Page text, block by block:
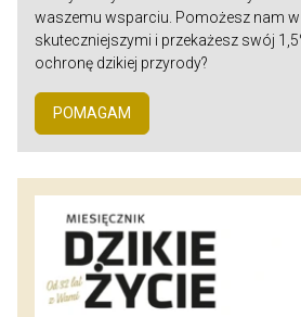
waszemu wsparciu. Pomożesz nam
skuteczniejszymi i przekażesz swój
ochronę dzikiej przyrody?
POMAGAM